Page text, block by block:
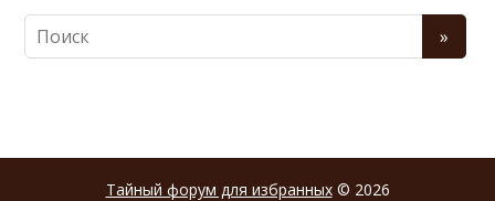
Тайный форум для избранных© 2026